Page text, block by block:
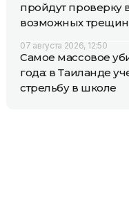
пройдут проверку
возможных трещин
07 августа 2026, 12:50
Самое массовое
года: в Таиланде
стрельбу в школе